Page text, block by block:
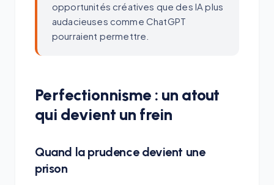
opportunités créatives que des IA plus
audacieuses comme ChatGPT
pourraient permettre.
Perfectionnisme : un atout
qui devient un frein
Quand la prudence devient une
prison